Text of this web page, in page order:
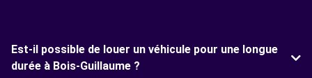
Est-il possible de louer un véhicule pour une longue
durée à Bois-Guillaume ?